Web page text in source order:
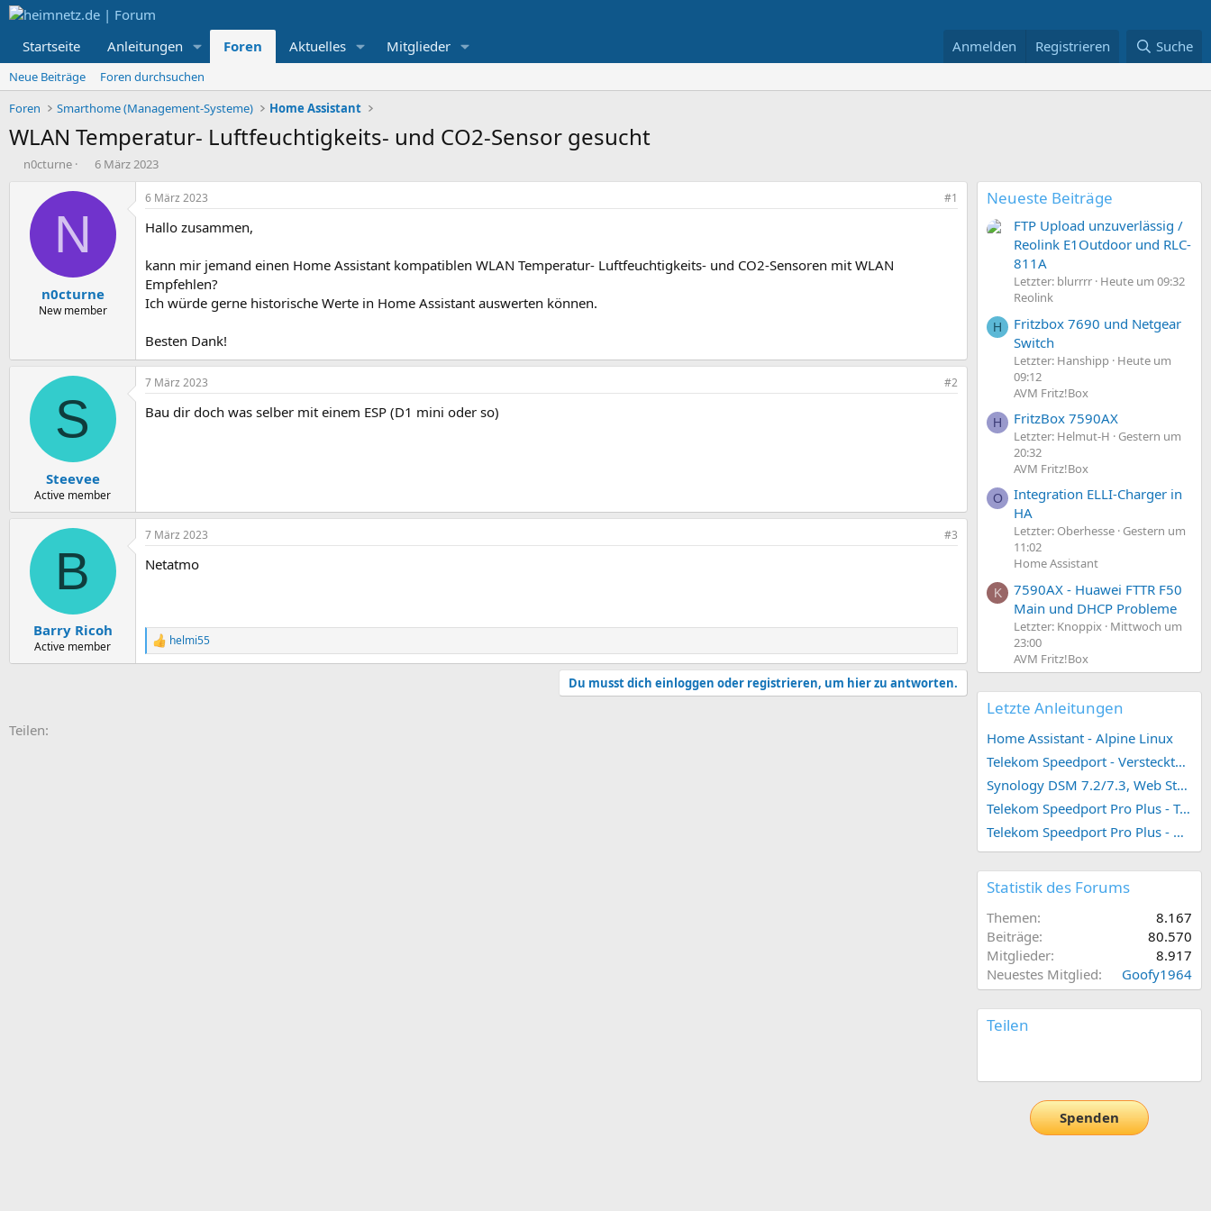
Startseite Anleitungen Foren Aktuelles Mitglieder Anmelden Registrieren Suche
Neue Beiträge
Foren durchsuchen
Foren
Smarthome (Management-Systeme) Home Assistant
WLAN Temperatur- Luftfeuchtigkeits- und CO2-Sensor gesucht
E
n0cturne
E
s
t
a
m
6 März 2023
N
n0cturne
New member
6 März 2023 #1
Hallo zusammen,
kann mir jemand einen Home Assistant kompatiblen WLAN Temperatur- Luftfeuchtigkeits- und CO2-Sensoren mit WLAN
Empfehlen?
Ich würde gerne historische Werte in Home Assistant auswerten können.
Besten Dank!
S
Steevee
Active member
7 März 2023 #2
Bau dir doch was selber mit einem ESP (D1 mini oder so)
B
Barry Ricoh
Active member
7 März 2023 #3
Netatmo
R
e
helmi55
Du musst dich einloggen oder registrieren, um hier zu antworten.
Teilen:
Neueste Beiträge
FTP Upload unzuverlässig /
Reolink E1Outdoor und RLC-
811A
Letzter: blurrrr Heute um 09:32
Reolink
H
Fritzbox 7690 und Netgear
Switch
Letzter: Hanshipp Heute um
09:12
AVM Fritz!Box
H FritzBox 7590AX
Letzter: Helmut-H
Gestern um
20:32
AVM Fritz!Box
O
Integration ELLI-Charger in
HA
Letzter: Oberhesse Gestern um
11:02
Home Assistant
K
7590AX - Huawei FTTR F50
Main und DHCP Probleme
Letzter: Knoppix
Mittwoch um
23:00
AVM Fritz!Box
Letzte Anleitungen
Home Assistant - Alpine Linux
Telekom Speedport - Versteckte Konfigurationen
Synology DSM 7.2/7.3, Web Station 4, Webdienst und Webportal erstellen (ehemals vHost)
Telekom Speedport Pro Plus - Telefonie einrichten
Telekom Speedport Pro Plus - Netzwerk einrichten
Statistik des Forums
Themen
8.167
Beiträge
80.570
Mitglieder
8.917
Neuestes Mitglied
Goofy1964
Teilen
Spenden